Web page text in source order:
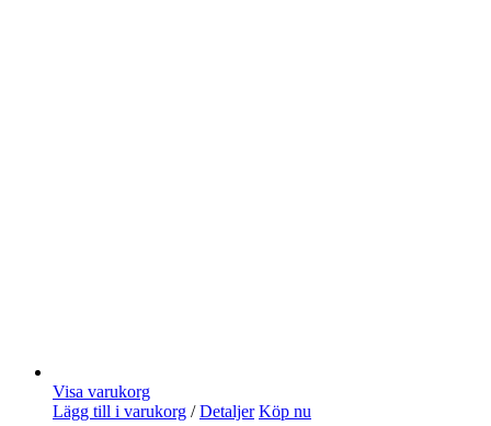
Visa varukorg
Lägg till i varukorg / Detaljer Köp nu